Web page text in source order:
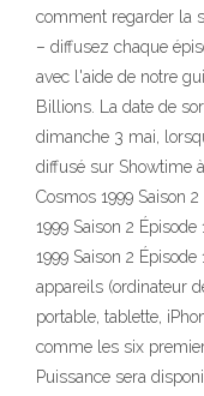
comment regarder la
– diffusez chaque
avec l'aide de notre
Billions. La date de
dimanche 3 mai,
diffusé sur Showtime
Cosmos 1999 Saison
1999 Saison 2
1999 Saison 2
appareils (ordinateur
portable, tablette,
comme les six
Puissance sera